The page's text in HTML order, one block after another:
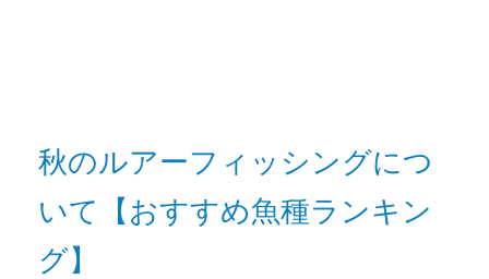
秋のルアーフィッシングにつ
いて【おすすめ魚種ランキン
グ】